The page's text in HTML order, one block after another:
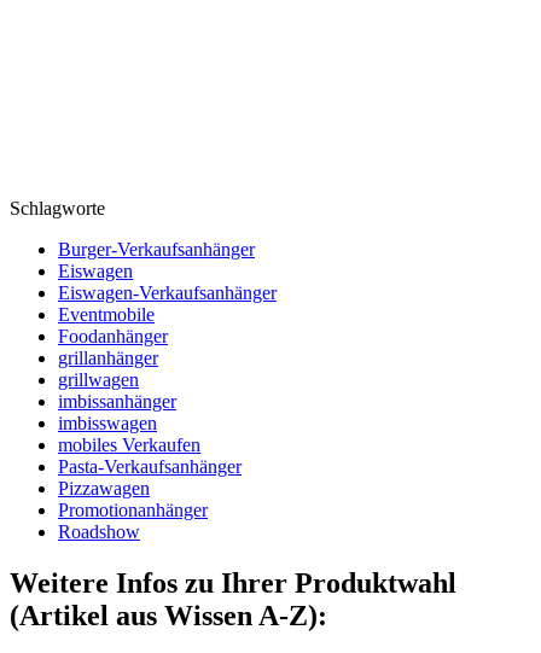
Schlagworte
Burger-Verkaufsanhänger
Eiswagen
Eiswagen-Verkaufsanhänger
Eventmobile
Foodanhänger
grillanhänger
grillwagen
imbissanhänger
imbisswagen
mobiles Verkaufen
Pasta-Verkaufsanhänger
Pizzawagen
Promotionanhänger
Roadshow
Weitere Infos zu Ihrer Produktwahl
(Artikel aus Wissen A-Z):